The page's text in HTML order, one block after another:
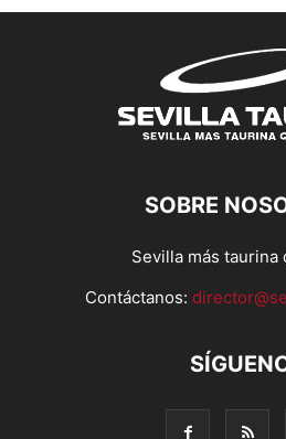
SOBRE
Sevilla más taurina
Contáctanos: